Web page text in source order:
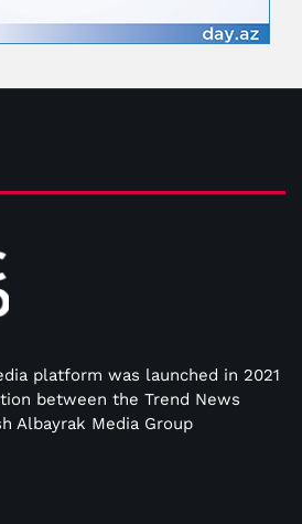
platform was launched in 2021
between the Trend News
Albayrak Media Group